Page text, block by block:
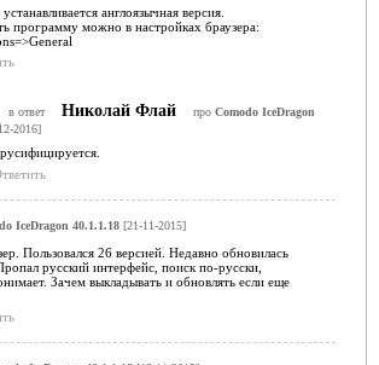
англоязычная версия.
программу можно в настройках браузера:
в ответ Николай Флай про Comodo IceDragon
2016]
IceDragon 40.1.1.18[21-11-2015]
Пользовался 26 версией. Недавно обновилась
русский интерфейс, поиск по-русски,
Зачем выкладывать и обновлять если еще